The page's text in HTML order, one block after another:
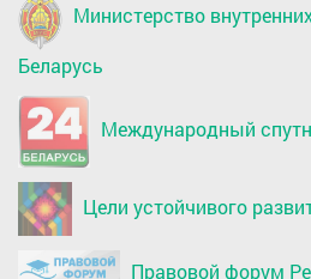
Министерство
Беларусь
Международный
Цели устойчивого
Правовой форум